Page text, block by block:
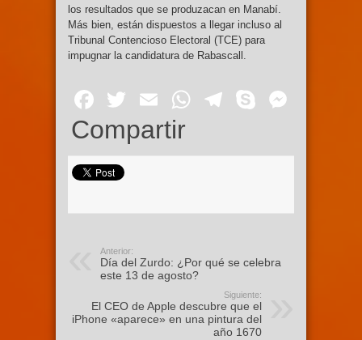
los resultados que se produzacan en Manabí.
Más bien, están dispuestos a llegar incluso al
Tribunal Contencioso Electoral (TCE) para
impugnar la candidatura de Rabascall.
Facebook
Twitter
EmailWhatsApp
Telegram
Skype
Compartir
Anterior:
Día del Zurdo: ¿Por qué se celebra
este 13 de agosto?
Siguiente:
El CEO de Apple descubre que el
iPhone «aparece» en una pintura del
año 1670